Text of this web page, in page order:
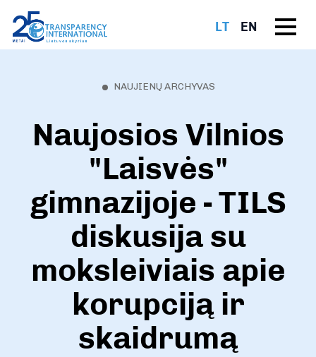
LT EN
NAUJIENŲ ARCHYVAS
Naujosios Vilnios
"Laisvės"
gimnazijoje - TILS
diskusija su
moksleiviais apie
korupciją ir
skaidrumą